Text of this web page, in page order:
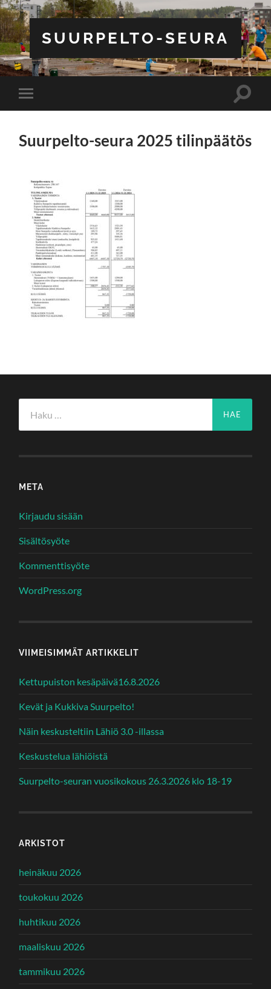
SUURPELTO-SEURA
Toggle
mobile
Toggle
Suurpelto-seura 2025 tilinpäätös
META
Kirjaudu sisään
Sisältösyöte
Kommenttisyöte
WordPress.org
VIIMEISIMMÄT ARTIKKELIT
Kettupuiston kesäpäivä16.8.2026
Kevät ja Kukkiva Suurpelto!
Näin keskusteltiin Lähiö 3.0 -illassa
Keskustelua lähiöistä
Suurpelto-seuran vuosikokous 26.3.2026 klo 18-19
ARKISTOT
heinäkuu 2026
toukokuu 2026
huhtikuu 2026
maaliskuu 2026
tammikuu 2026